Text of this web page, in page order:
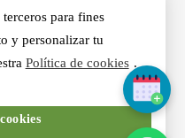
en Logopedia,
y Nutrición en Madrid.
para fines
y personalizar tu
Política de cookies .